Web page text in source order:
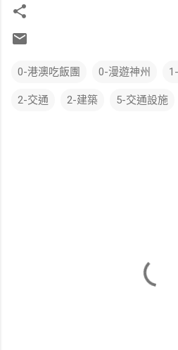
0-港澳吃飯團 0-漫遊神州
2-交通 2-建築 5-交通設施